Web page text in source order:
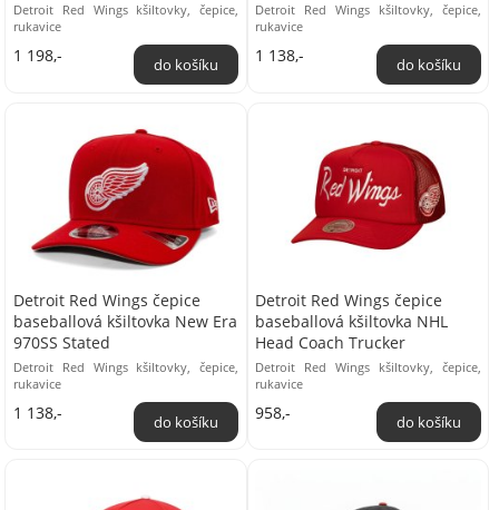
Detroit Red Wings kšiltovky, čepice,
rukavice
1 198,-
Detroit Red Wings kšiltovky, čepice,
rukavice
1 138,-
Detroit Red Wings čepice
baseballová kšiltovka New Era
970SS Stated
Detroit Red Wings kšiltovky, čepice,
rukavice
1 138,-
Detroit Red Wings čepice
baseballová kšiltovka NHL
Head Coach Trucker
Detroit Red Wings kšiltovky, čepice,
rukavice
958,-